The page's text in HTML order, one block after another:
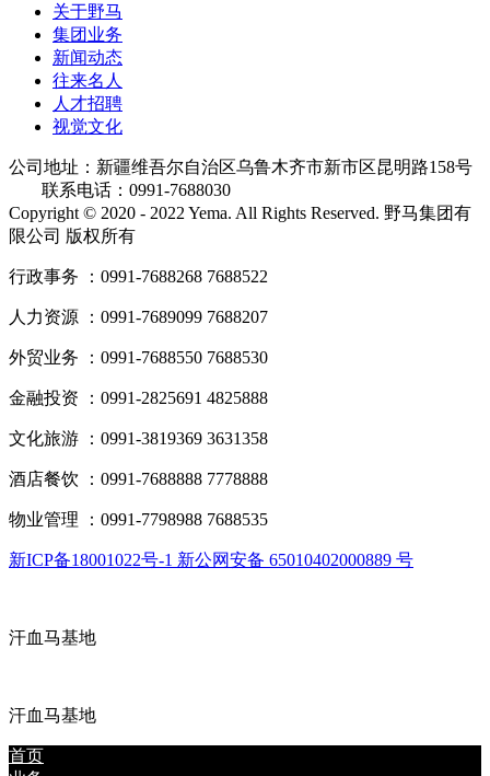
关于野马
集团业务
新闻动态
往来名人
人才招聘
视觉文化
公司地址：新疆维吾尔自治区乌鲁木齐市新市区昆明路158号
联系电话：0991-7688030
Copyright © 2020 - 2022 Yema. All Rights Reserved. 野马集团有
限公司 版权所有
行政事务 ：0991-7688268 7688522
人力资源 ：0991-7689099 7688207
外贸业务 ：0991-7688550 7688530
金融投资 ：0991-2825691 4825888
文化旅游 ：0991-3819369 3631358
酒店餐饮 ：0991-7688888 7778888
物业管理 ：0991-7798988 7688535
新ICP备18001022号-1 新公网安备 65010402000889 号
汗血马基地
汗血马基地
首页